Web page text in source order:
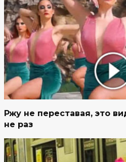
Ржу не переставая, это
не раз